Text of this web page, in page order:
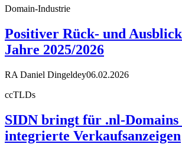
Domain-Industrie
Positiver Rück- und
Jahre 2025/2026
RA Daniel Dingeldey06.02.2026
ccTLDs
SIDN bringt für .nl-Domains
integrierte Verkaufsanzeigen